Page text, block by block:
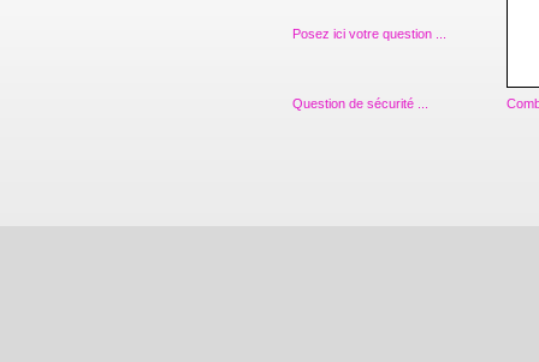
Posez ici votre question ...
Question de sécurité ...